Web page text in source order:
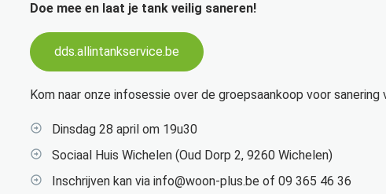
Doe mee en laat je tank veilig saneren!
dds.allintankservice.be
Kom naar onze infosessie over de groepsaankoop voor
Dinsdag 28 april om 19u30
Sociaal Huis Wichelen (Oud Dorp 2, 9260 Wichelen)
Inschrijven kan via info@woon-plus.be of 09 365 46 36